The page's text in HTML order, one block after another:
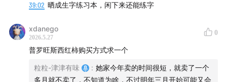
小宝宝的，盖它也会非常安心。躺上去的瞬间，就像扑进
了一汪清泉里，是温温柔柔的凉，不是冰得一激灵的刺激
感，后背的燥热顺着面料一点点散掉，特别是喜欢裸睡的
朋友们，裹着整个人都特别舒展。被子不粘毛，机洗不会
松散、跑线，也不会影响凉感，洁癖放心入。
39:02 晒成生字练习本，闲下来还能练字
xdanego
2026.5.27
0
普罗旺斯西红柿购买方式求一个
粒粒-津津有味 : 她家今年卖的时间很短，就卖了一个
多月就不卖了，不知道为啥，不过明年三月开始可能又会